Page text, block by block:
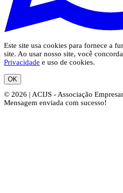
Este site usa cookies para fornece a
site. Ao usar nosso site, você
Privacidade e uso de cookies.
OK
© 2026 | ACIJS - Associação
Mensagem enviada com sucesso!